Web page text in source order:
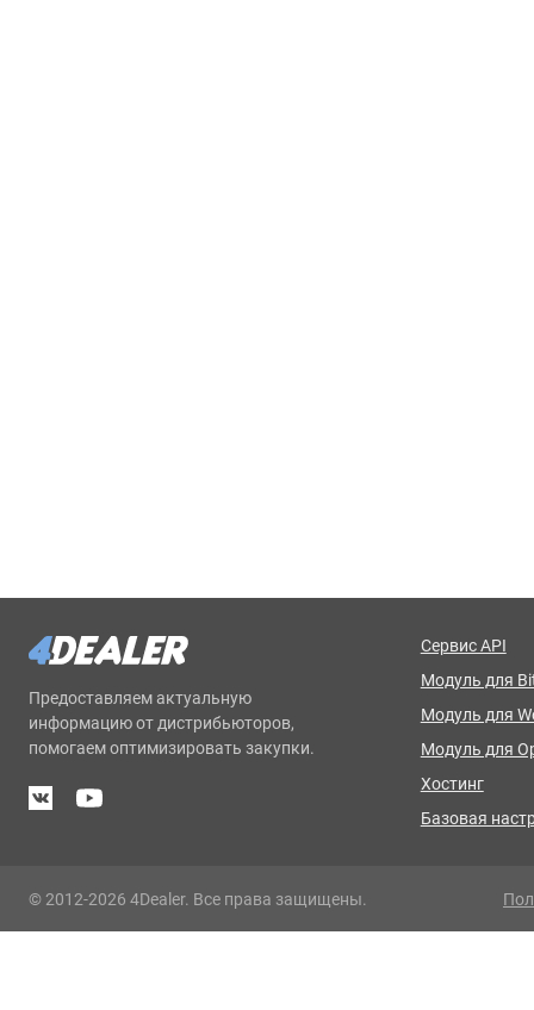
Предоставляем актуальную
информацию от дистрибьюторов,
помогаем оптимизировать закупки.
Сервис API
Модуль для
Модуль для
Модуль для
Хостинг
Базовая
© 2012-2026 4Dealer. Все права защищены.